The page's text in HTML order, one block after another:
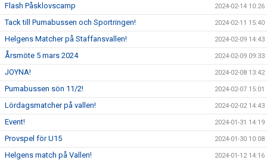
Flash Påsklovscamp 2024-02-14 10:26
Tack till Pumabussen och Sportringen! 2024-02-11 15:40
Helgens Matcher på Staffansvallen! 2024-02-09 14:43
Årsmöte 5 mars 2024 2024-02-09 09:33
JOYNA! 2024-02-08 13:42
Pumabussen sön 11/2! 2024-02-07 15:01
Lördagsmatcher på vallen! 2024-02-02 14:43
Event! 2024-01-31 14:19
Provspel för U15 2024-01-30 10:08
Helgens match på Vallen! 2024-01-12 14:16